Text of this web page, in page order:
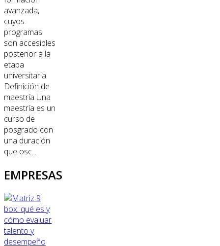
avanzada,
cuyos
programas
son accesibles
posterior a la
etapa
universitaria.
Definición de
maestría Una
maestría es un
curso de
posgrado con
una duración
que osc...
EMPRESAS